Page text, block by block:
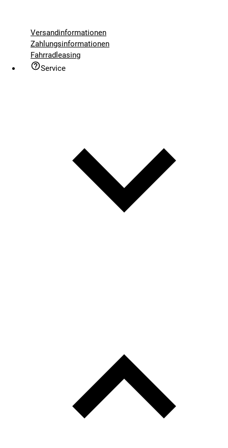
Versandinformationen
Zahlungsinformationen
Fahrradleasing
Service